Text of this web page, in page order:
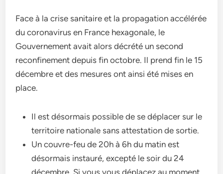
Face à la crise sanitaire et la propagation accélérée
du coronavirus en France hexagonale, le
Gouvernement avait alors décrété un second
reconfinement depuis fin octobre. Il prend fin le 15
décembre et des mesures ont ainsi été mises en
place.
Il est désormais possible de se déplacer sur le
territoire nationale sans attestation de sortie.
Un couvre-feu de 20h à 6h du matin est
désormais instauré, excepté le soir du 24
décembre. Si vous vous déplacez au moment